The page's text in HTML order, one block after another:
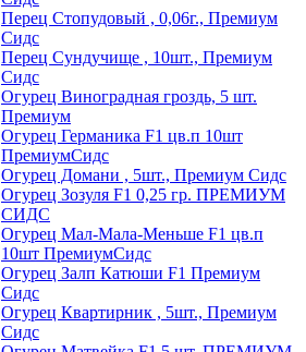
Перец Стопудовый , 0,06г., Премиум
Сидс
Перец Сундучище , 10шт., Премиум
Сидс
Огурец Виноградная гроздь, 5 шт.
Премиум
Огурец Германика F1 цв.п 10шт
ПремиумСидс
Огурец Домани , 5шт., Премиум Сидс
Огурец Зозуля F1 0,25 гр. ПРЕМИУМ
СИДС
Огурец Мал-Мала-Меньше F1 цв.п
10шт ПремиумСидс
Огурец Залп Катюши F1 Премиум
Сидс
Огурец Квартирник , 5шт., Премиум
Сидс